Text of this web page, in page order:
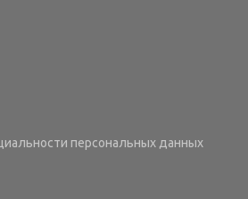
персональных данных